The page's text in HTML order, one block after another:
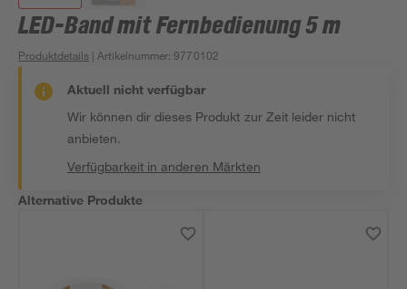
LED-Band mit Fernbedienung 5 m
Produktdetails | Artikelnummer:9770102
Aktuell nicht verfügbar
Wir können dir dieses Produkt zur Zeit leider nicht
anbieten.
Verfügbarkeit in anderen Märkten
Alternative Produkte